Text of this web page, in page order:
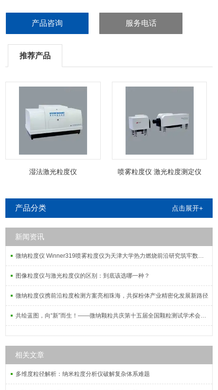
产品咨询 服务电话
推荐产品
湿法激光粒度仪 喷雾粒度仪 激光粒度测定仪
产品分类 点击展开+
新闻资讯
微纳粒度仪 Winner319喷雾粒度仪为天津大学热力燃烧前沿研究筑牢数据根基
图像粒度仪与激光粒度仪的区别：到底该选哪一种？
微纳粒度仪携前沿粒度检测方案亮相珠海，共探粉体产业精密化发展新路径
共绘蓝图，向“新”而生！——微纳颗粒共庆第十五届全国颗粒测试学术会议暨2025全国粉体测试技术应用研讨会
相关文章
多维度粒径解析：纳米粒度分析仪破解复杂体系难题